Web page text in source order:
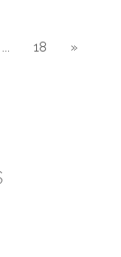
»
18